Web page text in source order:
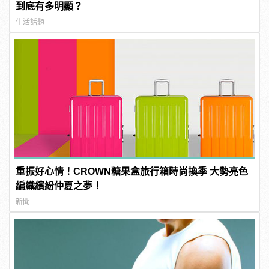
到底有多明顯？
生活話題
重振好心情！CROWN糖果盒旅行箱時尚換季 大勢亮色
編織繽紛仲夏之夢！
新聞